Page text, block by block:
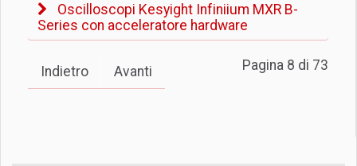
Oscilloscopi Kesyight Infiniium MXR B-
Series con acceleratore hardware
Pagina 8 di 73
Indietro Avanti